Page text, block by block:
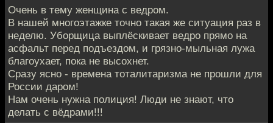
Очень в тему женщина с ведром.
В нашей многоэтажке точно такая же ситуация раз в
неделю. Уборщица выплёскивает ведро прямо на
асфальт перед подъездом, и грязно-мыльная лужа
благоухает, пока не высохнет.
Сразу ясно - времена тоталитаризма не прошли для
России даром!
Нам очень нужна полиция! Люди не знают, что
делать с вёдрами!!!